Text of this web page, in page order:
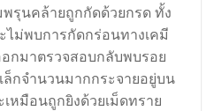
พรุนคล้ายถูกกัดด้วยกรด ทั้ง
ม่พบการกัดกร่อนทางเคมี
กมาตรวจสอบกลับพบรอย
กจำนวนมากกระจายอยู่บน
หมือนถูกยิงด้วยเม็ดทราย